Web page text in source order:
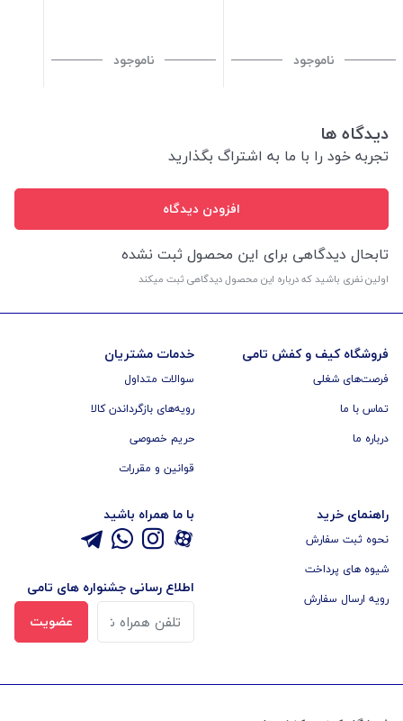
ناموجود ناموجود
دیدگاه ها
تجربه خود را با ما به اشتراگ بگذارید
افزودن دیدگاه
تابحال دیدگاهی برای این محصول ثبت نشده
اولین نفری باشید که درباره این محصول دیدگاهی ثبت میکند
فروشگاه کیف و کفش تامی
فرصت‌های شغلی
تماس با ما
درباره ما
خدمات مشتریان
سوالات متداول
رویه‌های بازگرداندن کالا
حریم خصوصی
قوانین و مقررات
راهنمای خرید
نحوه ثبت سفارش
شیوه های پرداخت
رویه ارسال سفارش
با ما همراه باشید
اطلاع رسانی جشنواره های تامی
عضویت